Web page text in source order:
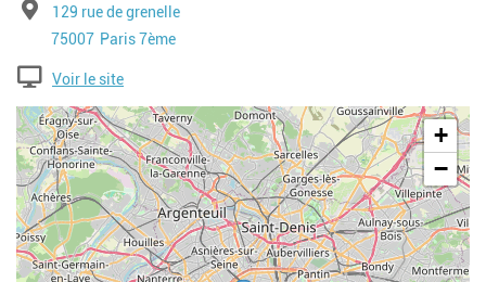
Adresse129 rue de grenelle
Code postal
75007Ville
Paris 7ème
Voir le site
Geolocalisation
+
−